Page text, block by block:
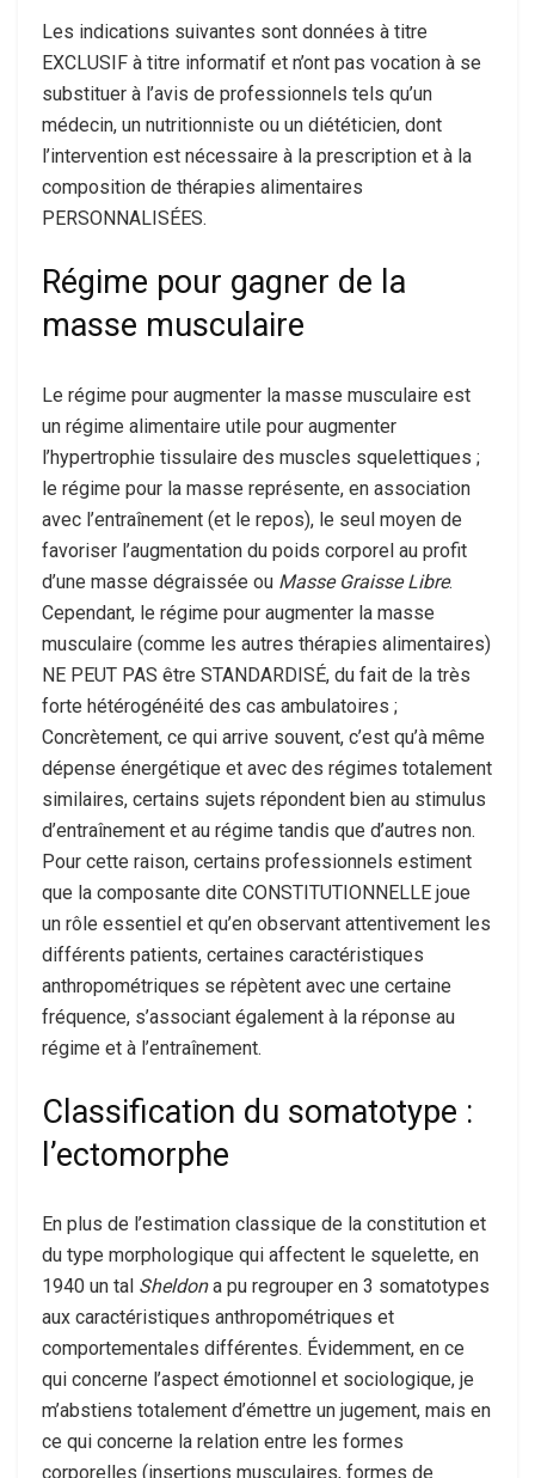
Les indications suivantes sont données à titre
EXCLUSIF à titre informatif et n’ont pas vocation à se
substituer à l’avis de professionnels tels qu’un
médecin, un nutritionniste ou un diététicien, dont
l’intervention est nécessaire à la prescription et à la
composition de thérapies alimentaires
PERSONNALISÉES.
Régime pour gagner de la
masse musculaire
Le régime pour augmenter la masse musculaire est
un régime alimentaire utile pour augmenter
l’hypertrophie tissulaire des muscles squelettiques ;
le régime pour la masse représente, en association
avec l’entraînement (et le repos), le seul moyen de
favoriser l’augmentation du poids corporel au profit
d’une masse dégraissée ou Masse Graisse Libre.
Cependant, le régime pour augmenter la masse
musculaire (comme les autres thérapies alimentaires)
NE PEUT PAS être STANDARDISÉ, du fait de la très
forte hétérogénéité des cas ambulatoires ;
Concrètement, ce qui arrive souvent, c’est qu’à même
dépense énergétique et avec des régimes totalement
similaires, certains sujets répondent bien au stimulus
d’entraînement et au régime tandis que d’autres non.
Pour cette raison, certains professionnels estiment
que la composante dite CONSTITUTIONNELLE joue
un rôle essentiel et qu’en observant attentivement les
différents patients, certaines caractéristiques
anthropométriques se répètent avec une certaine
fréquence, s’associant également à la réponse au
régime et à l’entraînement.
Classification du somatotype :
l’ectomorphe
En plus de l’estimation classique de la constitution et
du type morphologique qui affectent le squelette, en
1940 un tal Sheldona pu regrouper en 3 somatotypes
aux caractéristiques anthropométriques et
comportementales différentes. Évidemment, en ce
qui concerne l’aspect émotionnel et sociologique, je
m’abstiens totalement d’émettre un jugement, mais en
ce qui concerne la relation entre les formes
corporelles (insertions musculaires, formes de